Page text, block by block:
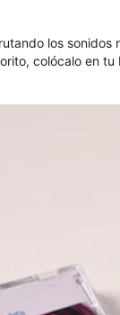
los sonidos
colócalo en